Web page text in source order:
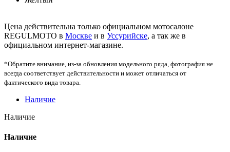
Цена действительна только официальном мотосалоне
REGULMOTO в Москве и в Уссурийске, а так же в
официальном интернет-магазине.
*Обратите внимание, из-за обновления модельного ряда, фотография не
всегда соответствует действительности и может отличаться от
фактического вида товара.
Наличие
Наличие
Наличие